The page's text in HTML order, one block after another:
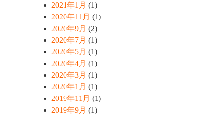
2021年1月 (1)
2020年11月 (1)
2020年9月 (2)
2020年7月 (1)
2020年5月 (1)
2020年4月 (1)
2020年3月 (1)
2020年1月 (1)
2019年11月 (1)
2019年9月 (1)